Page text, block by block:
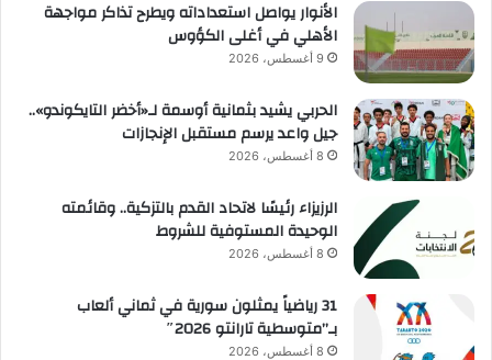
الأنوار يواصل استعداداته ويطرح تذاكر مواجهة
الأهلي في أغلى الكؤوس
9 أغسطس، 2026
الحربي يشيد بثمانية أوسمة لـ«أخضر التايكوندو»..
جيل واعد يرسم مستقبل الإنجازات
8 أغسطس، 2026
الرزيزاء رئيسًا لاتحاد القدم بالتزكية.. وقائمته
الوحيدة المستوفية للشروط
8 أغسطس، 2026
31 رياضياً يمثلون سورية في ثماني ألعاب
بـ”متوسطية تارانتو 2026″
8 أغسطس، 2026